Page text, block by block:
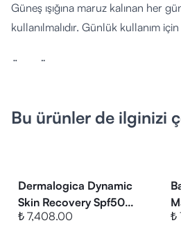
Güneş ışığına maruz kalınan her
kullanılmalıdır. Günlük kullanım
Ürün Özellikleri ve Faydaları:
Organik ve inorganik filtrelerile
düzeyde güneş koruması sağlar.
Cildi yatıştırıcı Aloe Vera
ile
ECTOIN®içeriği sayesinde su
Bu ürünler de ilginizi
Dermalogica Dynamic
Skin Recovery Spf50
50ml
₺ 7,408.00 ₺